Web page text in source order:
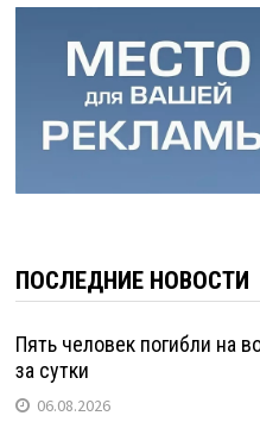
ПОСЛЕДНИЕ НОВОСТИ
Пять человек погибли на
за сутки
06.08.2026